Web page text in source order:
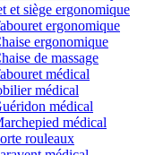
et siège ergonomique
ergonomique
ergonomique
de massage
médical
médical
médical
médical
rouleaux